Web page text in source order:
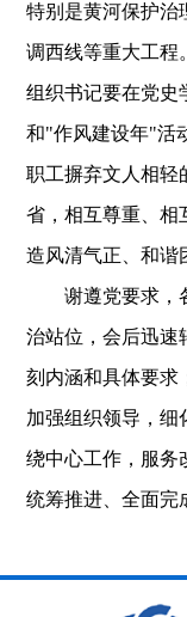
特别是黄河保护治
调西线等重大工程
组织书记要在党史
和"作风建设年"活
职工摒弃文人相轻
省，相互尊重、相
造风清气正、和谐
谢遵党要求，
治站位，会后迅速
刻内涵和具体要求
加强组织领导，细
绕中心工作，服务
统筹推进、全面完